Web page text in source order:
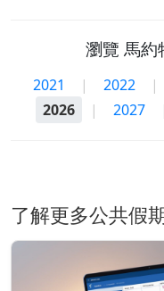
瀏覽 馬約
2021 | 2022 |
2026
| 2027
了解更多公共假